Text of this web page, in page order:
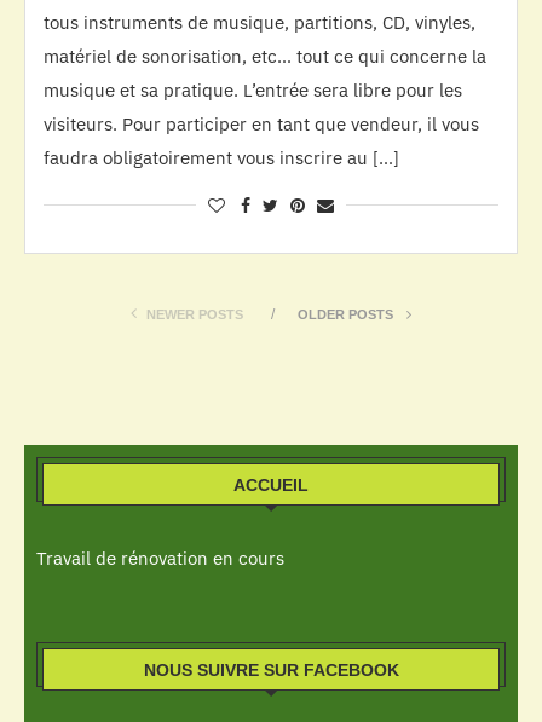
tous instruments de musique, partitions, CD, vinyles,
matériel de sonorisation, etc… tout ce qui concerne la
musique et sa pratique. L’entrée sera libre pour les
visiteurs. Pour participer en tant que vendeur, il vous
faudra obligatoirement vous inscrire au […]
NEWER POSTS OLDER POSTS
ACCUEIL
Travail de rénovation en cours
NOUS SUIVRE SUR FACEBOOK